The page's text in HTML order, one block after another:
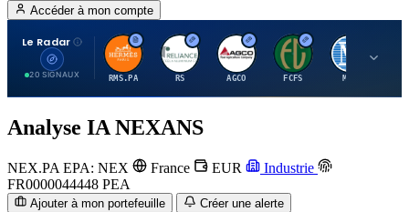
Accéder à mon compte
Le Radar
20 SIGNAUX
H
RMS.PA
R
RS
A
AGCO
F
FCFS
M
MCO
Analyse IA NEXANS
NEX.PA EPA: NEX France EUR
Industrie
FR0000044448 PEA
Ajouter à mon portefeuille Créer une alerte